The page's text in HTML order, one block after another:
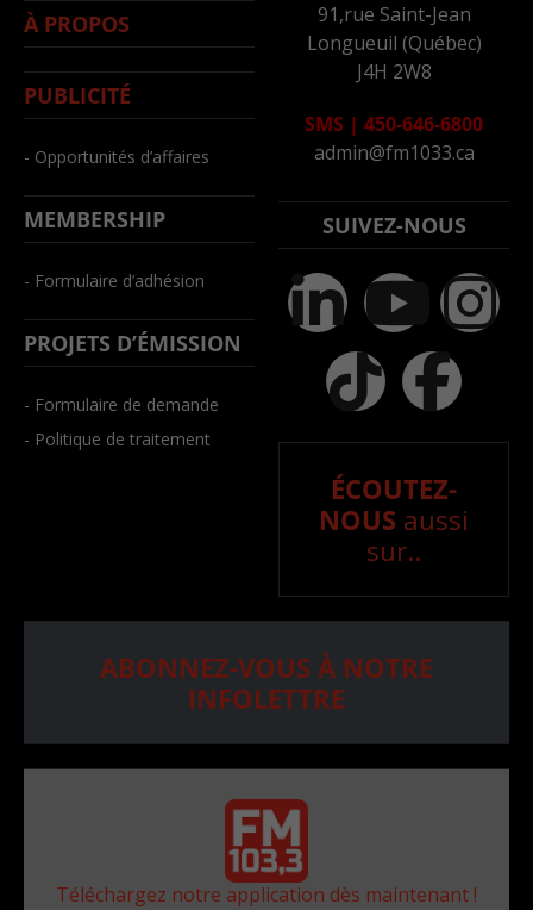
À PROPOS
PUBLICITÉ
- Opportunités d’affaires
MEMBERSHIP
- Formulaire d’adhésion
PROJETS D’ÉMISSION
- Formulaire de demande
- Politique de traitement
91,rue Saint-Jean
Longueuil (Québec)
J4H 2W8
SMS | 450-646-6800
admin@fm1033.ca
SUIVEZ-NOUS
ÉCOUTEZ-
NOUS aussi
sur..
ABONNEZ-VOUS À NOTRE
INFOLETTRE
Téléchargez notre application dès maintenant !